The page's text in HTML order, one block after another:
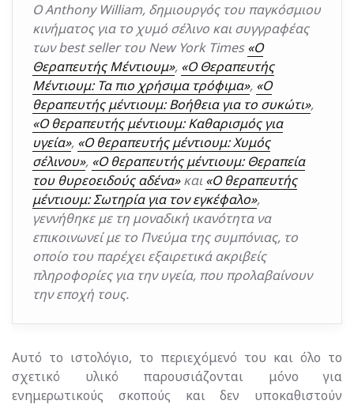
Ο Anthony William, δημιουργός του παγκόσμιου
κινήματος για το χυμό σέλινο και συγγραφέας
των best seller του New York Times«Ο
Θεραπευτής Μέντιουμ», «Ο Θεραπευτής
Μέντιουμ: Τα πιο χρήσιμα τρόφιμα», «Ο
θεραπευτής μέντιουμ: Βοήθεια για το συκώτι»,
«Ο θεραπευτής μέντιουμ: Καθαρισμός για
υγεία», «Ο θεραπευτής μέντιουμ: Χυμός
σέλινου», «Ο θεραπευτής μέντιουμ: Θεραπεία
του θυρεοειδούς αδένα»και «Ο θεραπευτής
μέντιουμ: Σωτηρία για τον εγκέφαλο»,
γεννήθηκε με τη μοναδική ικανότητα να
επικοινωνεί με το Πνεύμα της συμπόνιας, το
οποίο του παρέχει εξαιρετικά ακριβείς
πληροφορίες για την υγεία, που προλαβαίνουν
την εποχή τους.
Αυτό το ιστολόγιο, το περιεχόμενό του και όλο το
σχετικό υλικό παρουσιάζονται μόνο για
ενημερωτικούς σκοπούς και δεν υποκαθιστούν